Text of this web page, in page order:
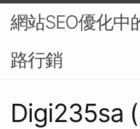
網站SEO優化中
路行銷
Digi235sa